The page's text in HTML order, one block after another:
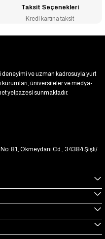
Taksit Seçenekleri
Kredi kartına taksit
deneyimi ve uzman kadrosuyla yurt
kurumları, üniversiteler ve medya-
yelpazesi sunmaktadır.
81, Okmeydanı Cd., 34384 Şişli/